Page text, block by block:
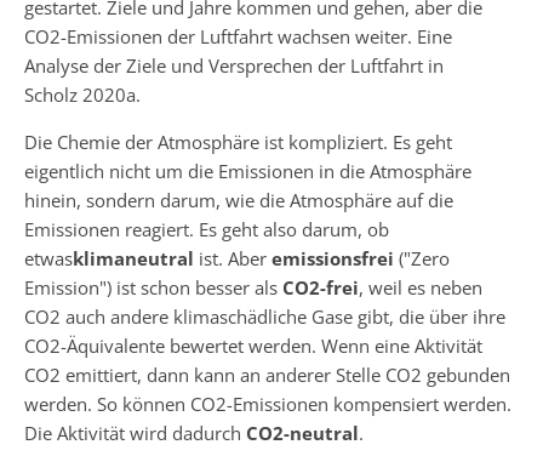
gestartet. Ziele und Jahre kommen und gehen, aber die
CO2-Emissionen der Luftfahrt wachsen weiter. Eine
Analyse der Ziele und Versprechen der Luftfahrt in
Scholz 2020a.
Die Chemie der Atmosphäre ist kompliziert. Es geht
eigentlich nicht um die Emissionen in die Atmosphäre
hinein, sondern darum, wie die Atmosphäre auf die
Emissionen reagiert. Es geht also darum, ob
etwasklimaneutral ist. Aber emissionsfrei ("Zero
Emission") ist schon besser als CO2-frei, weil es neben
CO2 auch andere klimaschädliche Gase gibt, die über ihre
CO2-Äquivalente bewertet werden. Wenn eine Aktivität
CO2 emittiert, dann kann an anderer Stelle CO2 gebunden
werden. So können CO2-Emissionen kompensiert werden.
Die Aktivität wird dadurch CO2-neutral.